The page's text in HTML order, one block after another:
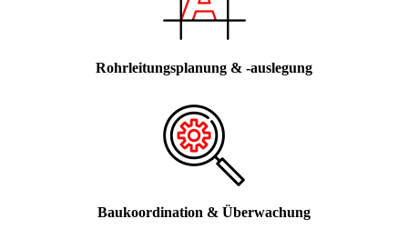
Rohrleitungsplanung & -auslegung
Baukoordination & Überwachung